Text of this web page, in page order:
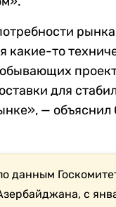
рынка
какие-то
для
— объяснил
данным
с